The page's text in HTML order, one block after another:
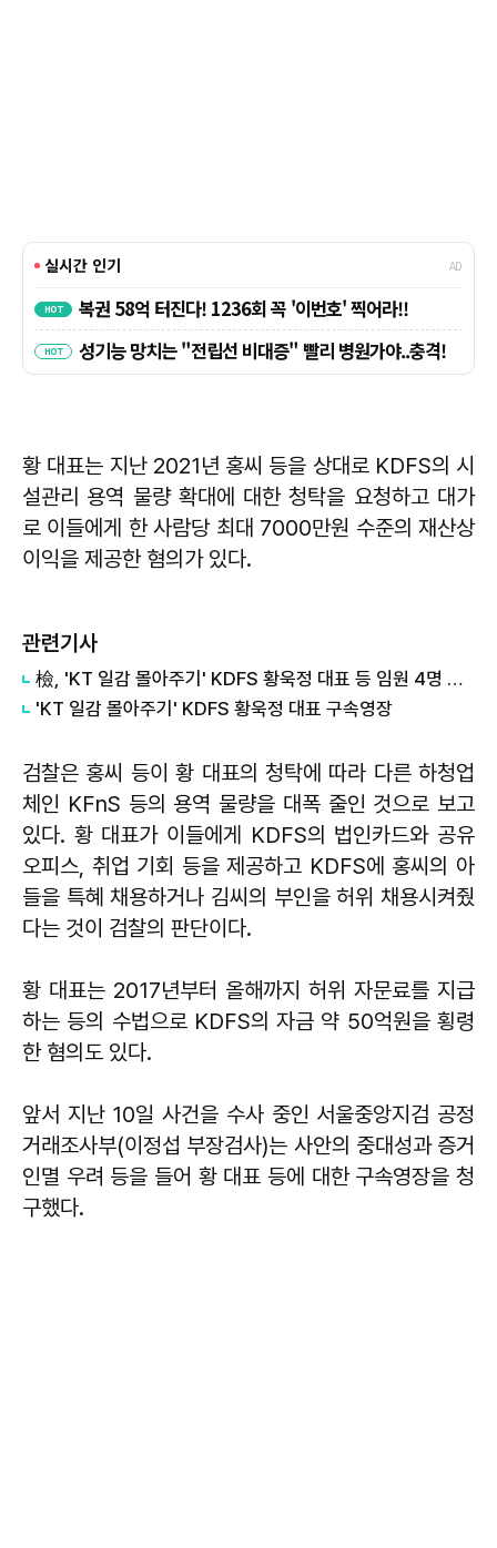
황 대표는 지난 2021년 홍씨 등을 상대로 KDFS의 시
설관리 용역 물량 확대에 대한 청탁을 요청하고 대가
로 이들에게 한 사람당 최대 7000만원 수준의 재산상
이익을 제공한 혐의가 있다.
관련기사
檢, 'KT 일감 몰아주기' KDFS 황욱정 대표 등 임원 4명 구속영장
'KT 일감 몰아주기' KDFS 황욱정 대표 구속영장
검찰은 홍씨 등이 황 대표의 청탁에 따라 다른 하청업
체인 KFnS 등의 용역 물량을 대폭 줄인 것으로 보고
있다. 황 대표가 이들에게 KDFS의 법인카드와 공유
오피스, 취업 기회 등을 제공하고 KDFS에 홍씨의 아
들을 특혜 채용하거나 김씨의 부인을 허위 채용시켜줬
다는 것이 검찰의 판단이다.
황 대표는 2017년부터 올해까지 허위 자문료를 지급
하는 등의 수법으로 KDFS의 자금 약 50억원을 횡령
한 혐의도 있다.
앞서 지난 10일 사건을 수사 중인 서울중앙지검 공정
거래조사부(이정섭 부장검사)는 사안의 중대성과 증거
인멸 우려 등을 들어 황 대표 등에 대한 구속영장을 청
구했다.